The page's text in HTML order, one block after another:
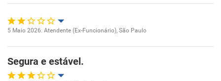
Ambiente de trabalho
5 Maio 2026. Atendente (Ex-Funcionário), São Paulo
Segura e estável.